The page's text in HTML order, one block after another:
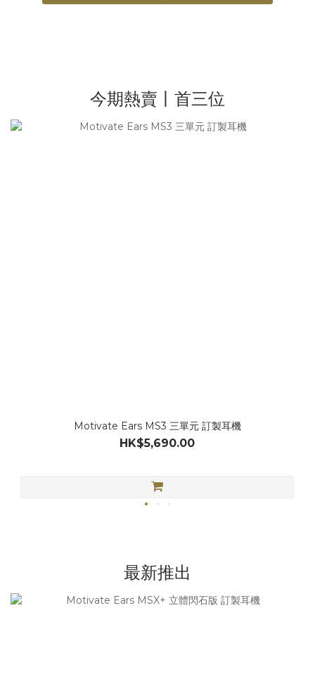
今期熱賣丨首三位
Motivate Ears MS3 三單元 訂製耳機
HK$5,690.00
最新推出